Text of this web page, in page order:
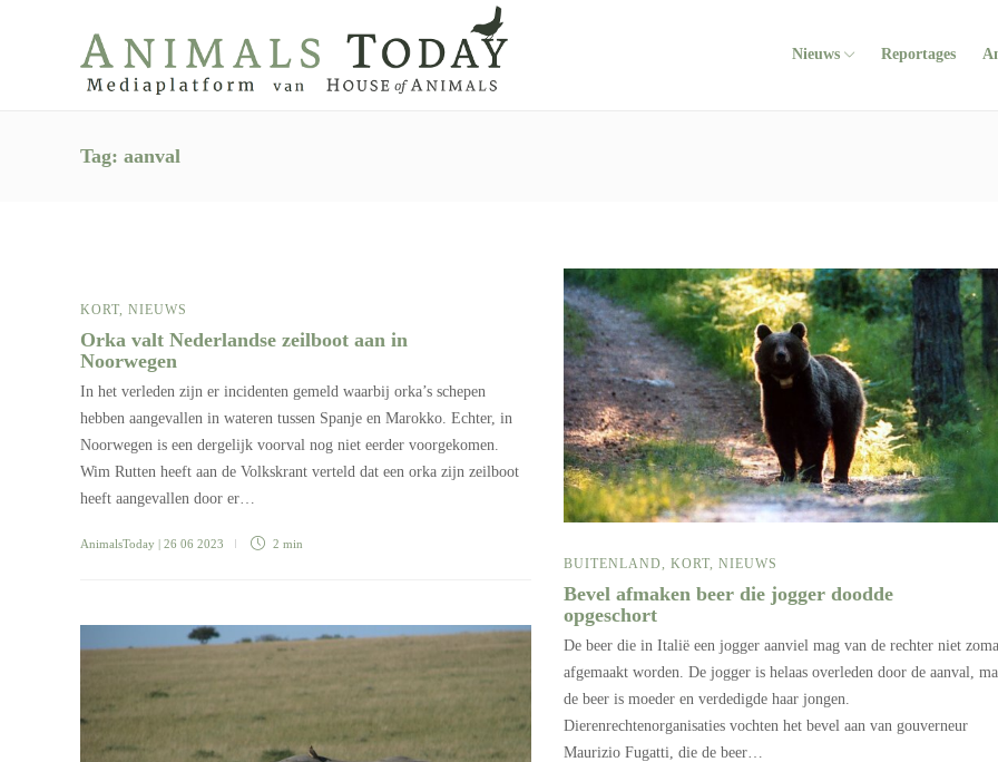
Nieuws Reportages
Tag: aanval
KORT, NIEUWS
Orka valt Nederlandse zeilboot aan in
Noorwegen
In het verleden zijn er incidenten gemeld waarbij orka’s schepen
hebben aangevallen in wateren tussen Spanje en Marokko. Echter, in
Noorwegen is een dergelijk voorval nog niet eerder voorgekomen.
Wim Rutten heeft aan de Volkskrant verteld dat een orka zijn zeilboot
heeft aangevallen door er…
AnimalsToday | 26 06 2023 2 min
BUITENLAND KORT NIEUWS
Bevel afmaken beer die jogger doodde
opgeschort
De beer die in Italië een jogger aanviel mag van de rechter niet
afgemaakt worden. De jogger is helaas overleden door de aanval,
de beer is moeder en verdedigde haar jongen.
Dierenrechtenorganisaties vochten het bevel aan van gouverneur
Maurizio Fugatti, die de beer…